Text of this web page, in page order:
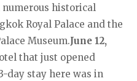
historical
Royal Palace and the
Museum.June 12,
that just opened
day stay here was in